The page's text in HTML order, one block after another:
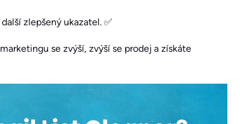
zlepšený ukazatel. ✅
se zvýší, zvýší se prodej a získáte